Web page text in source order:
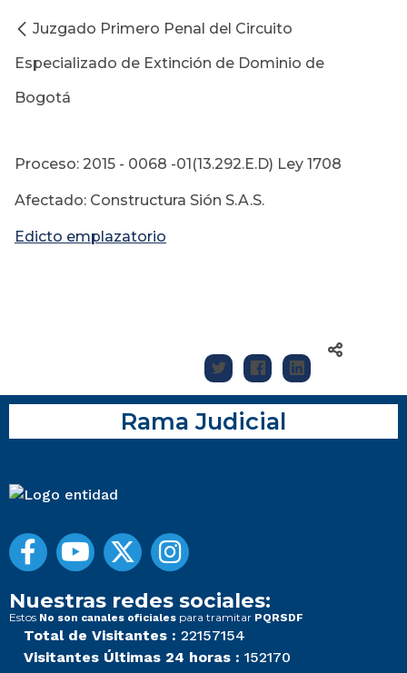
Juzgado Primero Penal del Circuito
Especializado de Extinción de Dominio de
Bogotá
Proceso: 2015 - 0068 -01(13.292.E.D) Ley 1708
Afectado: Constructura Sión S.A.S.
Edicto emplazatorio
Rama Judicial
Nuestras redes sociales:
Estos No son canales oficiales para tramitar PQRSDF
Total de Visitantes : 22157154
Visitantes Últimas 24 horas : 152170